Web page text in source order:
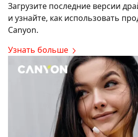
Загрузите последние версии
и узнайте, как использовать
Canyon.
Узнать больше